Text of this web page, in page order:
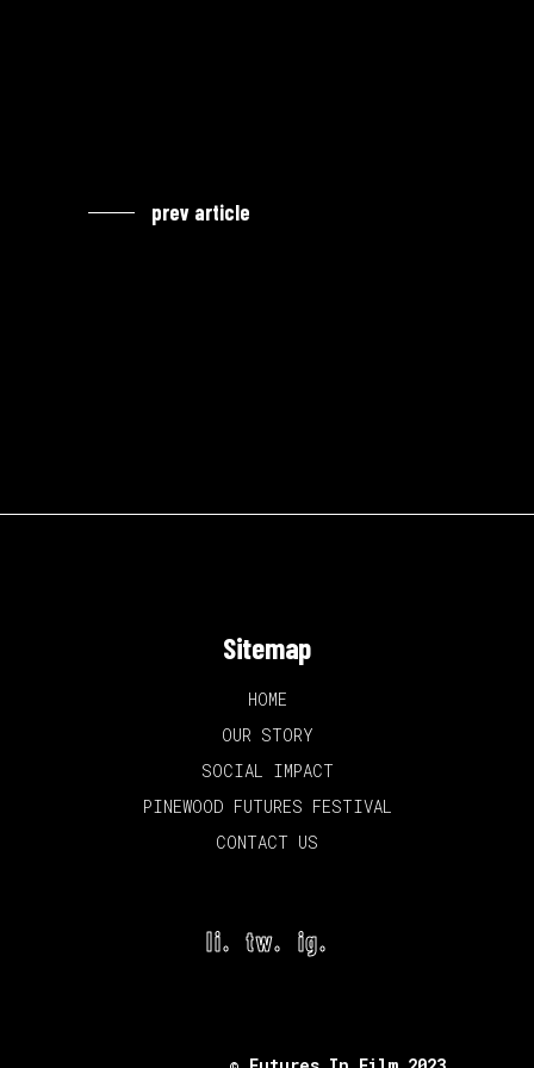
prev article
Sitemap
HOME
OUR STORY
SOCIAL IMPACT
PINEWOOD FUTURES FESTIVAL
CONTACT US
li. tw. ig.